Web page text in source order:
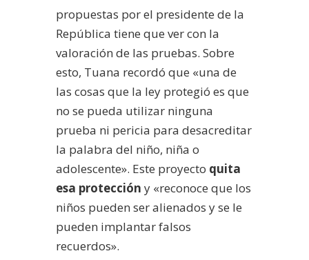
propuestas por el presidente de la
República tiene que ver con la
valoración de las pruebas. Sobre
esto, Tuana recordó que «una de
las cosas que la ley protegió es que
no se pueda utilizar ninguna
prueba ni pericia para desacreditar
la palabra del niño, niña o
adolescente». Este proyecto quita
esa protección y «reconoce que los
niños pueden ser alienados y se le
pueden implantar falsos
recuerdos».